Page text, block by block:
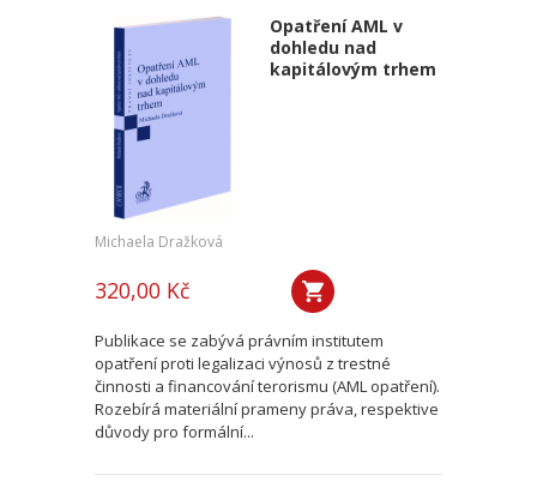
Opatření AML v
dohledu nad
kapitálovým trhem
Michaela Dražková
320,00 Kč
Publikace se zabývá právním institutem
opatření proti legalizaci výnosů z trestné
činnosti a financování terorismu (AML opatření).
Rozebírá materiální prameny práva, respektive
důvody pro formální...